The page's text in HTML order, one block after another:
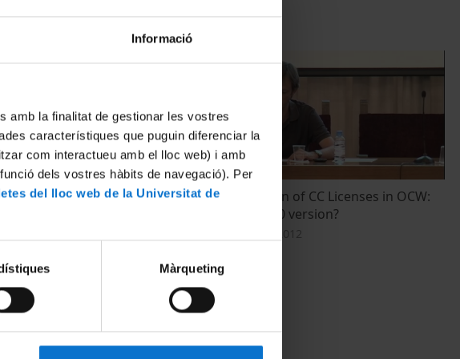
Informació
amb la finalitat de gestionar les vostres
característiques que puguin diferenciar la
com interactueu amb el lloc web) i amb
dels vostres hàbits de navegació). Per
del lloc web de la Universitat de
Màrqueting
practices in Europe and
Implementation of CC Licenses in OCW:
what brings 4.0 version?
20 Septiembre, 2012